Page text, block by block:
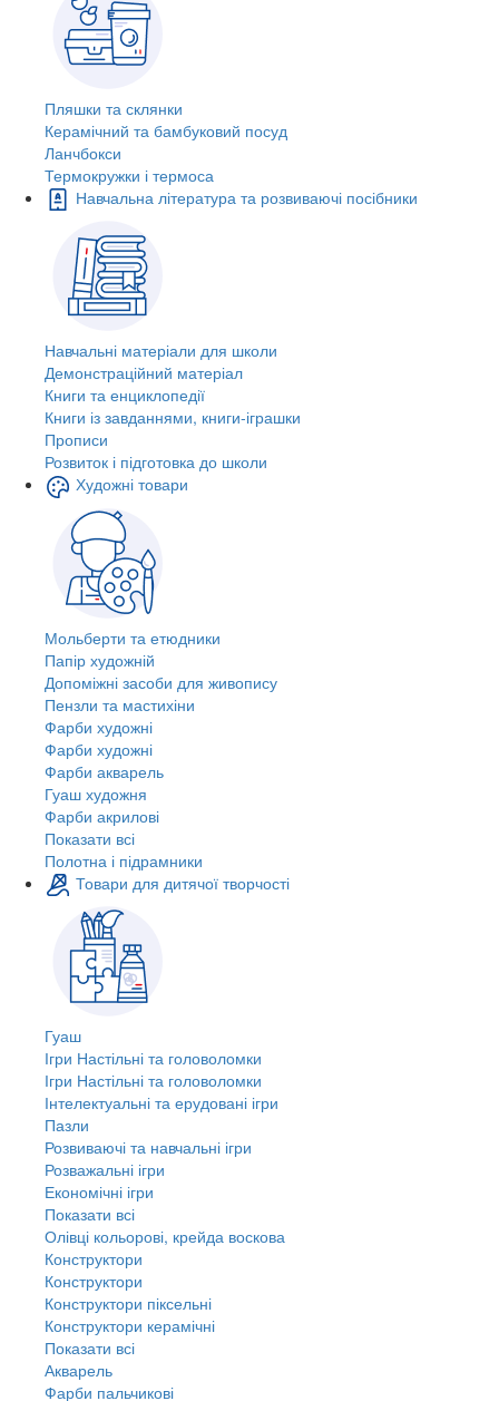
Пляшки та склянки
Керамічний та бамбуковий посуд
Ланчбокси
Термокружки і термоса
Навчальна література та розвиваючі посібники
Навчальні матеріали для школи
Демонстраційний матеріал
Книги та енциклопедії
Книги із завданнями, книги-іграшки
Прописи
Розвиток і підготовка до школи
Художні товари
Мольберти та етюдники
Папір художній
Допоміжні засоби для живопису
Пензли та мастихіни
Фарби художні
Фарби художні
Фарби акварель
Гуаш художня
Фарби акрилові
Показати всі
Полотна і підрамники
Товари для дитячої творчості
Гуаш
Ігри Настільні та головоломки
Ігри Настільні та головоломки
Інтелектуальні та ерудовані ігри
Пазли
Розвиваючі та навчальні ігри
Розважальні ігри
Економічні ігри
Показати всі
Олівці кольорові, крейда воскова
Конструктори
Конструктори
Конструктори піксельні
Конструктори керамічні
Показати всі
Акварель
Фарби пальчикові